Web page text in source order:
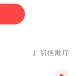
切换顺序